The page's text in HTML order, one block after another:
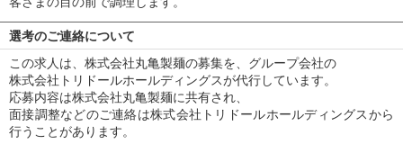
選考のご連絡について
この求人は、株式会社丸亀製麺の募集を、グループ会社の
株式会社トリドールホールディングスが代行しています。
応募内容は株式会社丸亀製麺に共有され、
面接調整などのご連絡は株式会社トリドールホールディングスから
行うことがあります。